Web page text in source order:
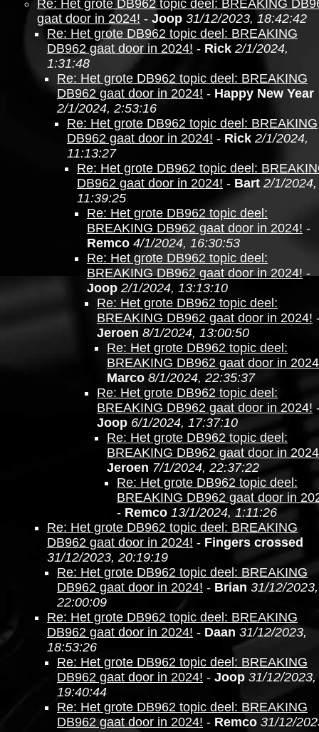
Re: Het grote DB962 topic deel: BREAKING
gaat door in 2024! - Joop 31/12/2023, 18:42:42
Re: Het grote DB962 topic deel: BREAKING
DB962 gaat door in 2024! - Rick 2/1/2024,
1:31:48
Re: Het grote DB962 topic deel: BREAKING
DB962 gaat door in 2024! - Happy New Year
2/1/2024, 2:53:16
Re: Het grote DB962 topic deel: BREAKING
DB962 gaat door in 2024! - Rick 2/1/2024,
11:13:27
Re: Het grote DB962 topic deel:
DB962 gaat door in 2024! - Bart 2/1/2024,
11:39:25
Re: Het grote DB962 topic deel:
BREAKING DB962 gaat door in 2024! -
Remco 4/1/2024, 16:30:53
Re: Het grote DB962 topic deel:
BREAKING DB962 gaat door in 2024!-
Joop 2/1/2024, 13:13:10
Re: Het grote DB962 topic deel:
BREAKING DB962 gaat door in 2024!
Jeroen 8/1/2024, 13:00:50
Re: Het grote DB962 topic deel:
BREAKING DB962 gaat door in
Marco 8/1/2024, 22:35:37
Re: Het grote DB962 topic deel:
BREAKING DB962 gaat door in 2024!
Joop 6/1/2024, 17:37:10
Re: Het grote DB962 topic deel:
BREAKING DB962 gaat door in
Jeroen 7/1/2024, 22:37:22
Re: Het grote DB962 topic deel:
BREAKING DB962 gaat door in
- Remco 13/1/2024, 1:11:26
Re: Het grote DB962 topic deel: BREAKING
DB962 gaat door in 2024! - Fingers crossed
31/12/2023, 20:19:19
Re: Het grote DB962 topic deel: BREAKING
DB962 gaat door in 2024! - Brian 31/12/2023,
22:00:09
Re: Het grote DB962 topic deel: BREAKING
DB962 gaat door in 2024! - Daan 31/12/2023,
18:53:26
Re: Het grote DB962 topic deel: BREAKING
DB962 gaat door in 2024! - Joop 31/12/2023,
19:40:44
Re: Het grote DB962 topic deel: BREAKING
DB962 gaat door in 2024! - Remco 31/12/